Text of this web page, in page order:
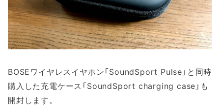
BOSEワイヤレスイヤホン「SoundSport Pulse」と同時
購入した充電ケース「SoundSport charging case」も
開封します。